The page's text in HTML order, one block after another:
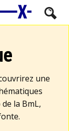
une
la BmL,